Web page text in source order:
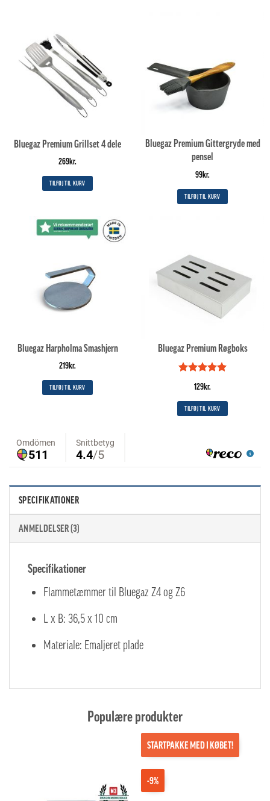
Bluegaz Premium Grillset 4 dele
269kr.
TILFØJ TIL KURV
Bluegaz Premium Gittergryde med
pensel
99kr.
TILFØJ TIL KURV
Bluegaz Harpholma Smashjern
219kr.
TILFØJ TIL KURV
Bluegaz Premium Røgboks
Vurderet
ud af 5
129kr.
TILFØJ TIL KURV
SPECIFIKATIONER
ANMELDELSER (3)
Specifikationer
Flammetæmmer til Bluegaz Z4 og Z6
L x B: 36,5 x 10 cm
Materiale: Emaljeret plade
Populære produkter
-9%
STARTPAKKE MED I KØBET!